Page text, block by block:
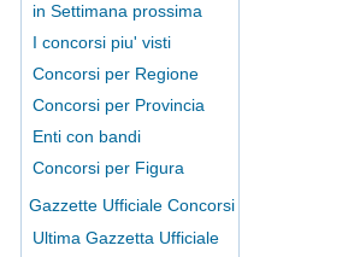
in Settimana prossima
I concorsi piu' visti
Concorsi per Regione
Concorsi per Provincia
Enti con bandi
Concorsi per Figura
Gazzette Ufficiale Concorsi
Ultima Gazzetta Ufficiale